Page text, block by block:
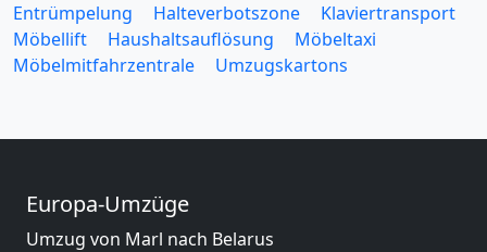
Entrümpelung
Halteverbotszone
Klaviertransport
Möbellift
Haushaltsauflösung
Möbeltaxi
Möbelmitfahrzentrale
Umzugskartons
Europa-Umzüge
Umzug von Marl nach Belarus